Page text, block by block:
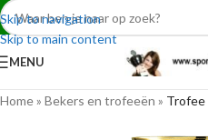
Skip to navigation
Skip to main content
MENU
Home» Bekers en trofeeën » Trofee